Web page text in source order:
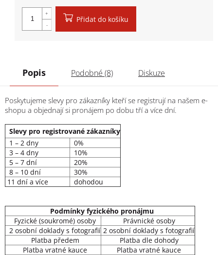
Přidat do košíku
Popis Podobné (8) Diskuze
Poskytujeme slevy pro zákazníky kteří se registrují na našem e-
shopu a objednají si pronájem po dobu tří a více dní.
Slevy pro registrované zákazníky
1 – 2 dny
0%
3 – 4 dny
10%
5 – 7 dní
20%
8 – 10 dní
30%
11 dní a více
dohodou
Podmínky fyzického pronájmu
Fyzické (soukromé) osoby
Právnické osoby
2 osobní doklady s fotografií 2 osobní doklady s fotografií
Platba předem
Platba dle dohody
Platba vratné kauce
Platba vratné kauce